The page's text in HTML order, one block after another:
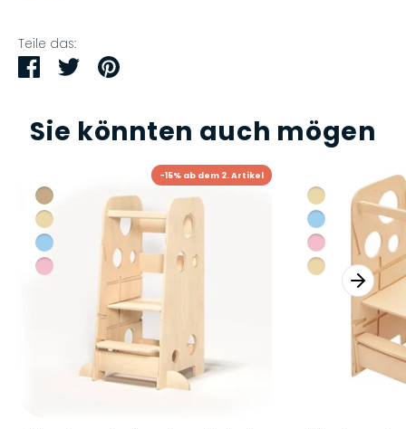
Teile das:
TeilenTwitternPinnen
Sie könnten auch mögen
-15% ab dem 2. Artikel